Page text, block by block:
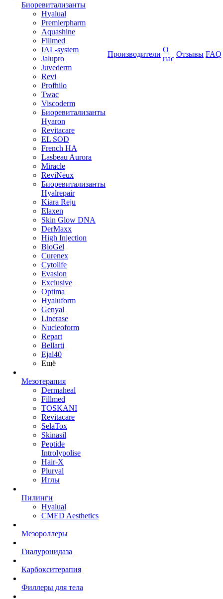
Биоревитализанты
Hyalual
Premierpharm
Aquashine
Fillmed
IAL-system
Jalupro
Juvederm
Revi
Profhilo
Twac
Viscoderm
Биоревитализанты
Hyaron
Revitacare
EL SOD
French HA
Lasbeau Aurora
Miracle
ReviNeux
Биоревитализанты
Hyalrepair
Kiara Reju
Elaxen
Skin Glow DNA
DerMaxx
High Injection
BioGel
Curenex
Cytolife
Evasion
Exclusive
Optima
Hyaluform
Genyal
Linerase
Nucleoform
Repart
Bellarti
Ejal40
Ещё
Мезотерапия
Dermaheal
Fillmed
TOSKANI
Revitacare
SelaTox
Skinasil
Peptide
Introlypolise
Hair-X
Pluryal
Иглы
Пилинги
Hyalual
CMED Aesthetics
Мезороллеры
Гиалуронидаза
Карбокситерапия
Филлеры для тела
Производители
О
нас
Отзывы FAQ